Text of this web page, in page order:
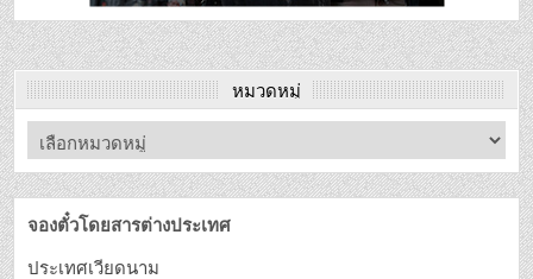
หมวดหมู่
จองตั๋วโดยสารต่างประเทศ
ประเทศเวียดนาม